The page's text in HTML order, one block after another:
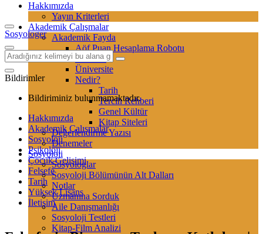
Hakkımızda
Yayın Kriterleri
Akademik Çalışmalar
Akademik Fayda
Aöf Puan Hesaplama Robotu
Sertifika
Üniversite
Nedir?
Tarih
Tercih Rehberi
Genel Kültür
Kitap Siteleri
Değerlendirme Yazısı
Denemeler
Sosyoloji
Sosyologlar
Sosyoloji Bölümünün Alt Dalları
Notlar
Uzmanına Sorduk
Aile Danışmanlığı
Sosyoloji Testleri
Kitap-Film Analizi
Sosyologer
Bildirimler
Bildiriminiz bulunmamaktadır.
Hakkımızda
Akademik Çalışmalar
Sosyoloji
Psikoloji
Çocuk Gelişimi
Felsefe
Tarih
Yüksek Lisans
İletişim